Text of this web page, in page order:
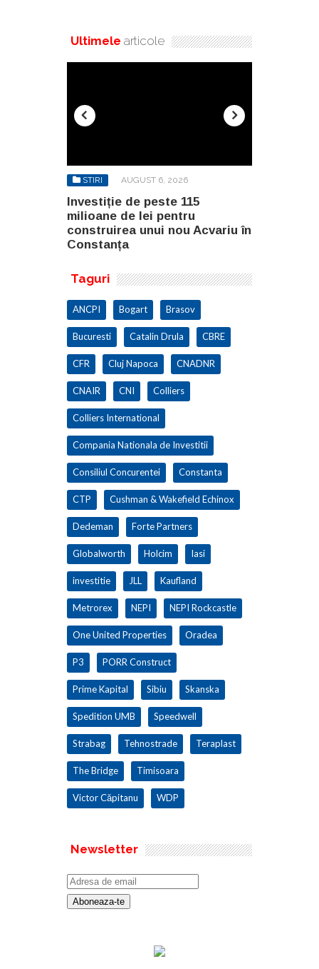
Ultimele articole
STIRI AUGUST 6, 2026
Investiție de peste 115
milioane de lei pentru
construirea unui nou Acvariu în
Constanța
Taguri
ANCPI Bogart Brasov
Bucuresti Catalin Drula CBRE
CFR Cluj Napoca CNADNR
CNAIR CNI Colliers
Colliers International
Compania Nationala de Investitii
Consiliul Concurentei Constanta
CTP Cushman & Wakefield Echinox
Dedeman Forte Partners
Globalworth Holcim Iasi
investitie JLL Kaufland
Metrorex NEPI NEPI Rockcastle
One United Properties Oradea
P3 PORR Construct
Prime Kapital Sibiu Skanska
Spedition UMB Speedwell
Strabag Tehnostrade Teraplast
The Bridge Timisoara
Victor Căpitanu WDP
Newsletter